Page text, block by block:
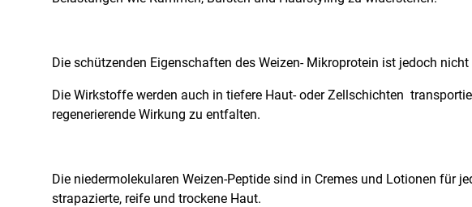
Die schützenden Eigenschaften des Weizen- Mikroprotein ist jedoch
Die Wirkstoffe werden auch in tiefere Haut- oder Zellschichten
regenerierende Wirkung zu entfalten.
Die niedermolekularen Weizen-Peptide sind in Cremes und Lotionen für
strapazierte, reife und trockene Haut.